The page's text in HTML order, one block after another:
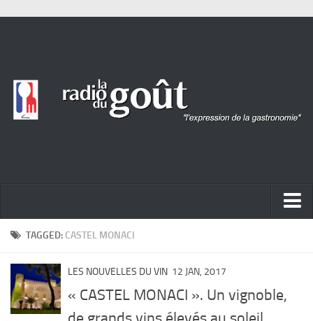
ACTUALITÉ
PORTRAITS
LIVRES
TAGGED: CASTEL MONACI
LES NOUVELLES DU VIN 12 JAN, 2017
« CASTEL MONACI ». Un vignoble,